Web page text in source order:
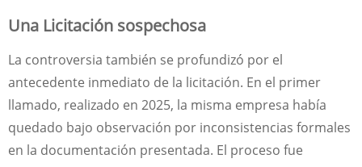
Una Licitación sospechosa
La controversia también se profundizó por el
antecedente inmediato de la licitación. En el primer
llamado, realizado en 2025, la misma empresa había
quedado bajo observación por inconsistencias formales
en la documentación presentada. El proceso fue